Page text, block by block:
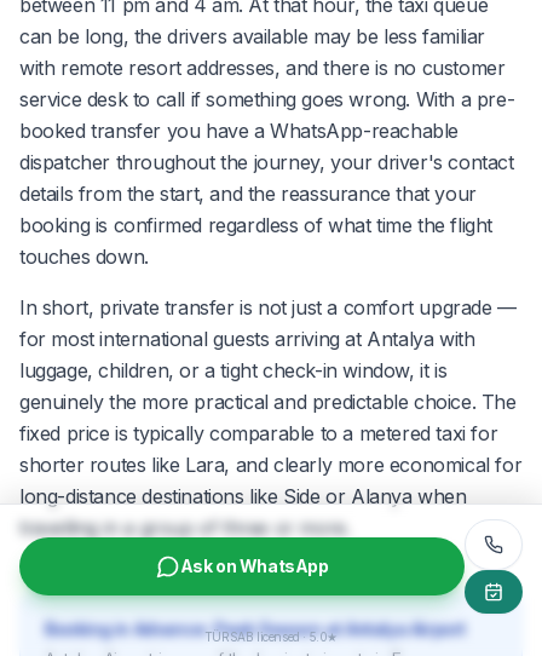
can be long, the drivers available may be less familiar
with remote resort addresses, and there is no customer
service desk to call if something goes wrong. With a pre-
booked transfer you have a WhatsApp-reachable
dispatcher throughout the journey, your driver's contact
details from the start, and the reassurance that your
booking is confirmed regardless of what time the flight
touches down.
In short, private transfer is not just a comfort upgrade —
for most international guests arriving at Antalya with
luggage, children, or a tight check-in window, it is
genuinely the more practical and predictable choice. The
fixed price is typically comparable to a metered taxi for
shorter routes like Lara, and clearly more economical for
long-distance destinations like Side or Alanya when
travelling in a group of three or more.
Booking in Advance: Peak Season at Antalya Airport
Ask on WhatsApp
TÜRSAB licensed · 5.0★